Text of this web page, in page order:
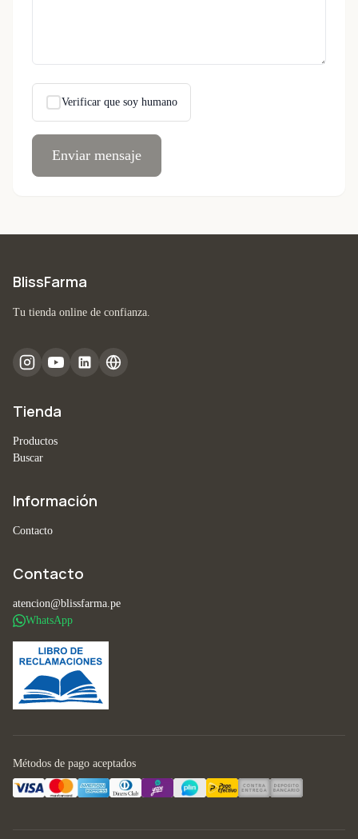
Verificar que soy humano
Enviar mensaje
BlissFarma
Tu tienda online de confianza.
Tienda
Productos
Buscar
Información
Contacto
Contacto
atencion@blissfarma.pe
WhatsApp
Métodos de pago aceptados